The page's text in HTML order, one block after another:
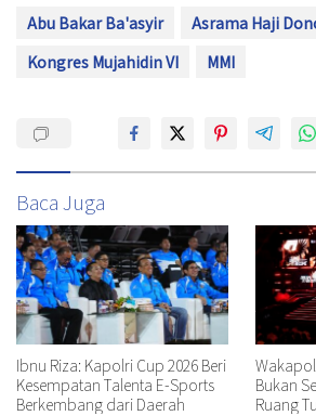
Abu Bakar Ba'asyir
Asrama Haji
Kongres Mujahidin VI
MMI
Baca Juga
Ibnu Riza: Kapolri Cup 2026 Beri
Kesempatan Talenta E-Sports
Berkembang dari Daerah
Bukan
Ruang